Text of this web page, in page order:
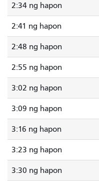
2:34 ng hapon
2:41 ng hapon
2:48 ng hapon
2:55 ng hapon
3:02 ng hapon
3:09 ng hapon
3:16 ng hapon
3:23 ng hapon
3:30 ng hapon